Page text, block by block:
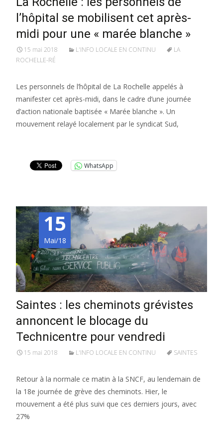
l’hôpital se mobilisent cet après-
midi pour une « marée blanche »
15 mai 2018 L'INFO LOCALE EN CONTINU
LA
ROCHELLE-RÉ
Les personnels de l’hôpital de La Rochelle appelés à
manifester cet après-midi, dans le cadre d’une journée
d’action nationale baptisée « Marée blanche ». Un
mouvement relayé localement par le syndicat Sud,
WhatsApp
15
Mai/18
Saintes : les cheminots grévistes
annoncent le blocage du
Technicentre pour vendredi
15 mai 2018 L'INFO LOCALE EN CONTINU SAINTES
Retour à la normale ce matin à la SNCF, au lendemain de
la 18e journée de grève des cheminots. Hier, le
mouvement a été plus suivi que ces derniers jours, avec
27%